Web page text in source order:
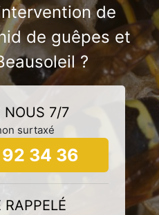
de
de guêpes et
?
NOUS 7/7
surtaxé
34 36
RAPPELÉ